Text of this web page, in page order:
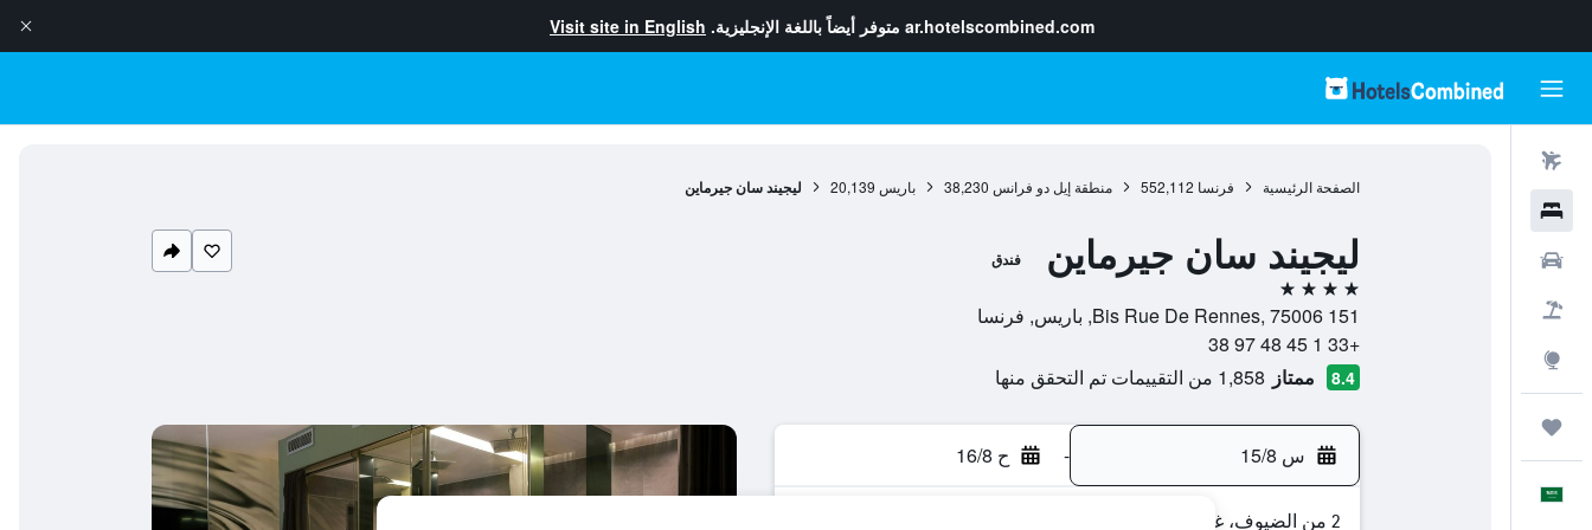
ar.hotelscombined.com متوفر أيضاً باللغة الإنجليزية. Visit site in English
الصفحة الرئيسية فرنسا 552,112 منطقة إيل دو فرانس 38,230 باريس 20,139 ليجيند سان جيرماين
ليجيند سان جيرماين فندق
4 نجوم
151 Bis Rue De Rennes, 75006, باريس, فرنسا
+33 1 45 48 97 38
8.4 ممتاز 1,858 من التقييمات تم التحقق منها
س 15/8 - ح 16/8
2 من الضيوف، غرفة واحدة